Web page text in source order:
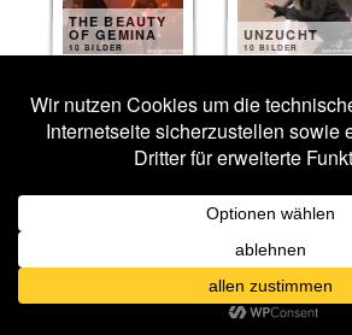
THE BEAUTY
OF GEMINA
10 BILDER
UNZUCHT
10 BILDER
9 BILDER 8 BILDER